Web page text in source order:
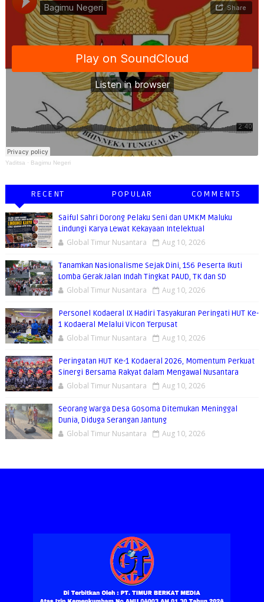
Yaditsa · Bagimu Negeri
RECENT POPULAR COMMENTS
Saiful Sahri Dorong Pelaku Seni dan UMKM Maluku
Lindungi Karya Lewat Kekayaan Intelektual
Global Timur Nusantara Aug 10, 2026
Tanamkan Nasionalisme Sejak Dini, 156 Peserta Ikuti
Lomba Gerak Jalan Indah Tingkat PAUD, TK dan SD
Global Timur Nusantara Aug 10, 2026
Personel Kodaeral IX Hadiri Tasyakuran Peringati HUT Ke-
1 Kodaeral Melalui Vicon Terpusat
Global Timur Nusantara Aug 10, 2026
Peringatan HUT Ke-1 Kodaeral 2026, Momentum Perkuat
Sinergi Bersama Rakyat dalam Mengawal Nusantara
Global Timur Nusantara Aug 10, 2026
Seorang Warga Desa Gosoma Ditemukan Meninggal
Dunia, Diduga Serangan Jantung
Global Timur Nusantara Aug 10, 2026